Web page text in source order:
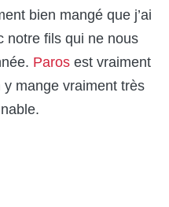
bien mangé que j’ai
notre fils qui ne nous
Paros est vraiment
mange vraiment très